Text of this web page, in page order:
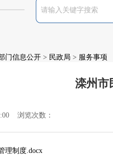
门信息公开 > 民政局 > 服务事项
滦州市
浏览次数：
理制度.docx